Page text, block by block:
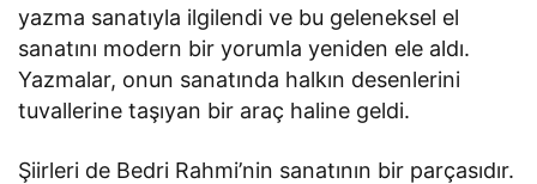
yazma sanatıyla ilgilendi ve bu geleneksel el
sanatını modern bir yorumla yeniden ele aldı.
Yazmalar, onun sanatında halkın desenlerini
tuvallerine taşıyan bir araç haline geldi.
Şiirleri de Bedri Rahmi’nin sanatının bir parçasıdır.